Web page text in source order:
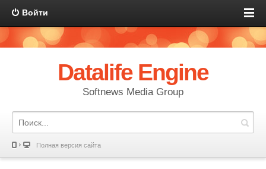
Войти
Datalife Engine
Softnews Media Group
Полная версия сайта